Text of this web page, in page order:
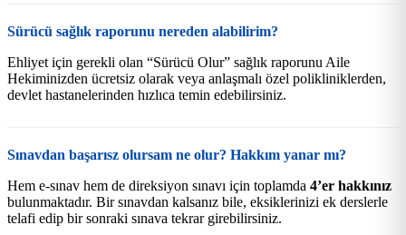
Sürücü sağlık raporunu nereden alabilirim?
Ehliyet için gerekli olan “Sürücü Olur” sağlık raporunu Aile
Hekiminizden ücretsiz olarak veya anlaşmalı özel polikliniklerden,
devlet hastanelerinden hızlıca temin edebilirsiniz.
Sınavdan başarısz olursam ne olur? Hakkım yanar mı?
Hem e-sınav hem de direksiyon sınavı için toplamda 4’er hakkınız
bulunmaktadır. Bir sınavdan kalsanız bile, eksiklerinizi ek derslerle
telafi edip bir sonraki sınava tekrar girebilirsiniz.